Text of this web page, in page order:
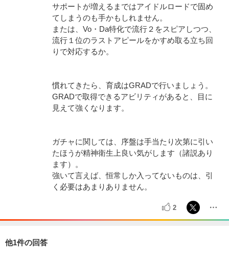
サポートが増えるまではアイドルロードで固め
てしまうのも手かもしれません。
または、Vo・Da特化で流行２をスピアしつつ、
流行１位のラストアピールをかすめ取る立ち回
りで対応するか。
慣れてきたら、育成はGRADで行いましょう。
GRADで取得できるアビリティがあると、目に
見えて強くなります。
ガチャに関しては、序盤は手当たり次第に引い
たほうが精神衛生上良い気がします（諸説あり
ます）。
強いて言えば、恒常しか入ってないものは、引
く必要はあまりありません。
2
他1件の回答